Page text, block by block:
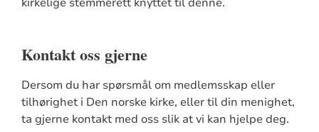
Kontakt oss gjerne
Dersom du har spørsmål om medlemsskap eller
tilhørighet i Den norske kirke, eller til din menighet,
ta gjerne kontakt med oss slik at vi kan hjelpe deg.